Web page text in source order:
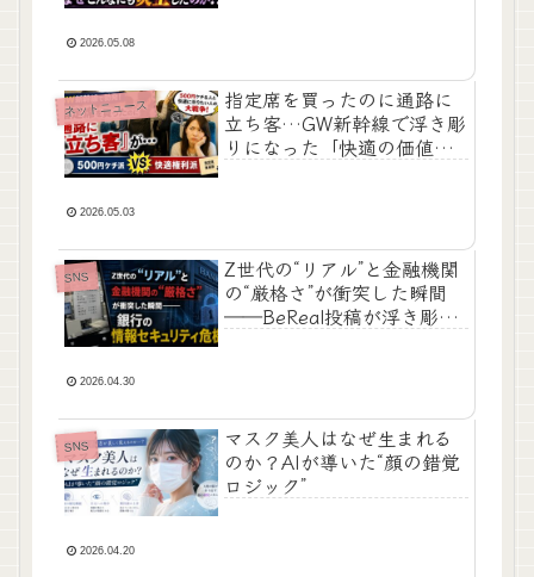
2026.05.08
ネットニュース
指定席を買ったのに通路に
立ち客…GW新幹線で浮き彫
りになった「快適の価値」
2026.05.03
SNS
Z世代の“リアル”と金融機関
の“厳格さ”が衝突した瞬間
――BeReal投稿が浮き彫り
2026.04.30
SNS
マスク美人はなぜ生まれる
のか？AIが導いた“顔の錯覚
ロジック”
2026.04.20